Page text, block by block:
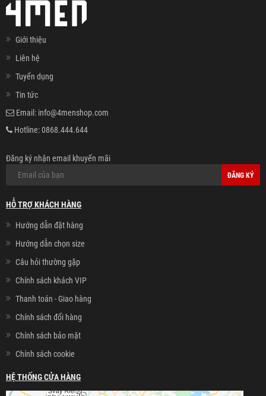
Giới thiệu
Liên hệ
Tuyển dụng
Tin tức
Email: info@4menshop.com
Hotline:0868.444.644
Đăng ký nhận email khuyến mãi
ĐĂNG KÝ
HỖ TRỢ KHÁCH HÀNG
Hướng dẫn đặt hàng
Hướng dẫn chọn size
Câu hỏi thường gặp
Chính sách khách VIP
Thanh toán - Giao hàng
Chính sách đổi hàng
Chính sách bảo mật
Chính sách cookie
HỆ THỐNG CỬA HÀNG